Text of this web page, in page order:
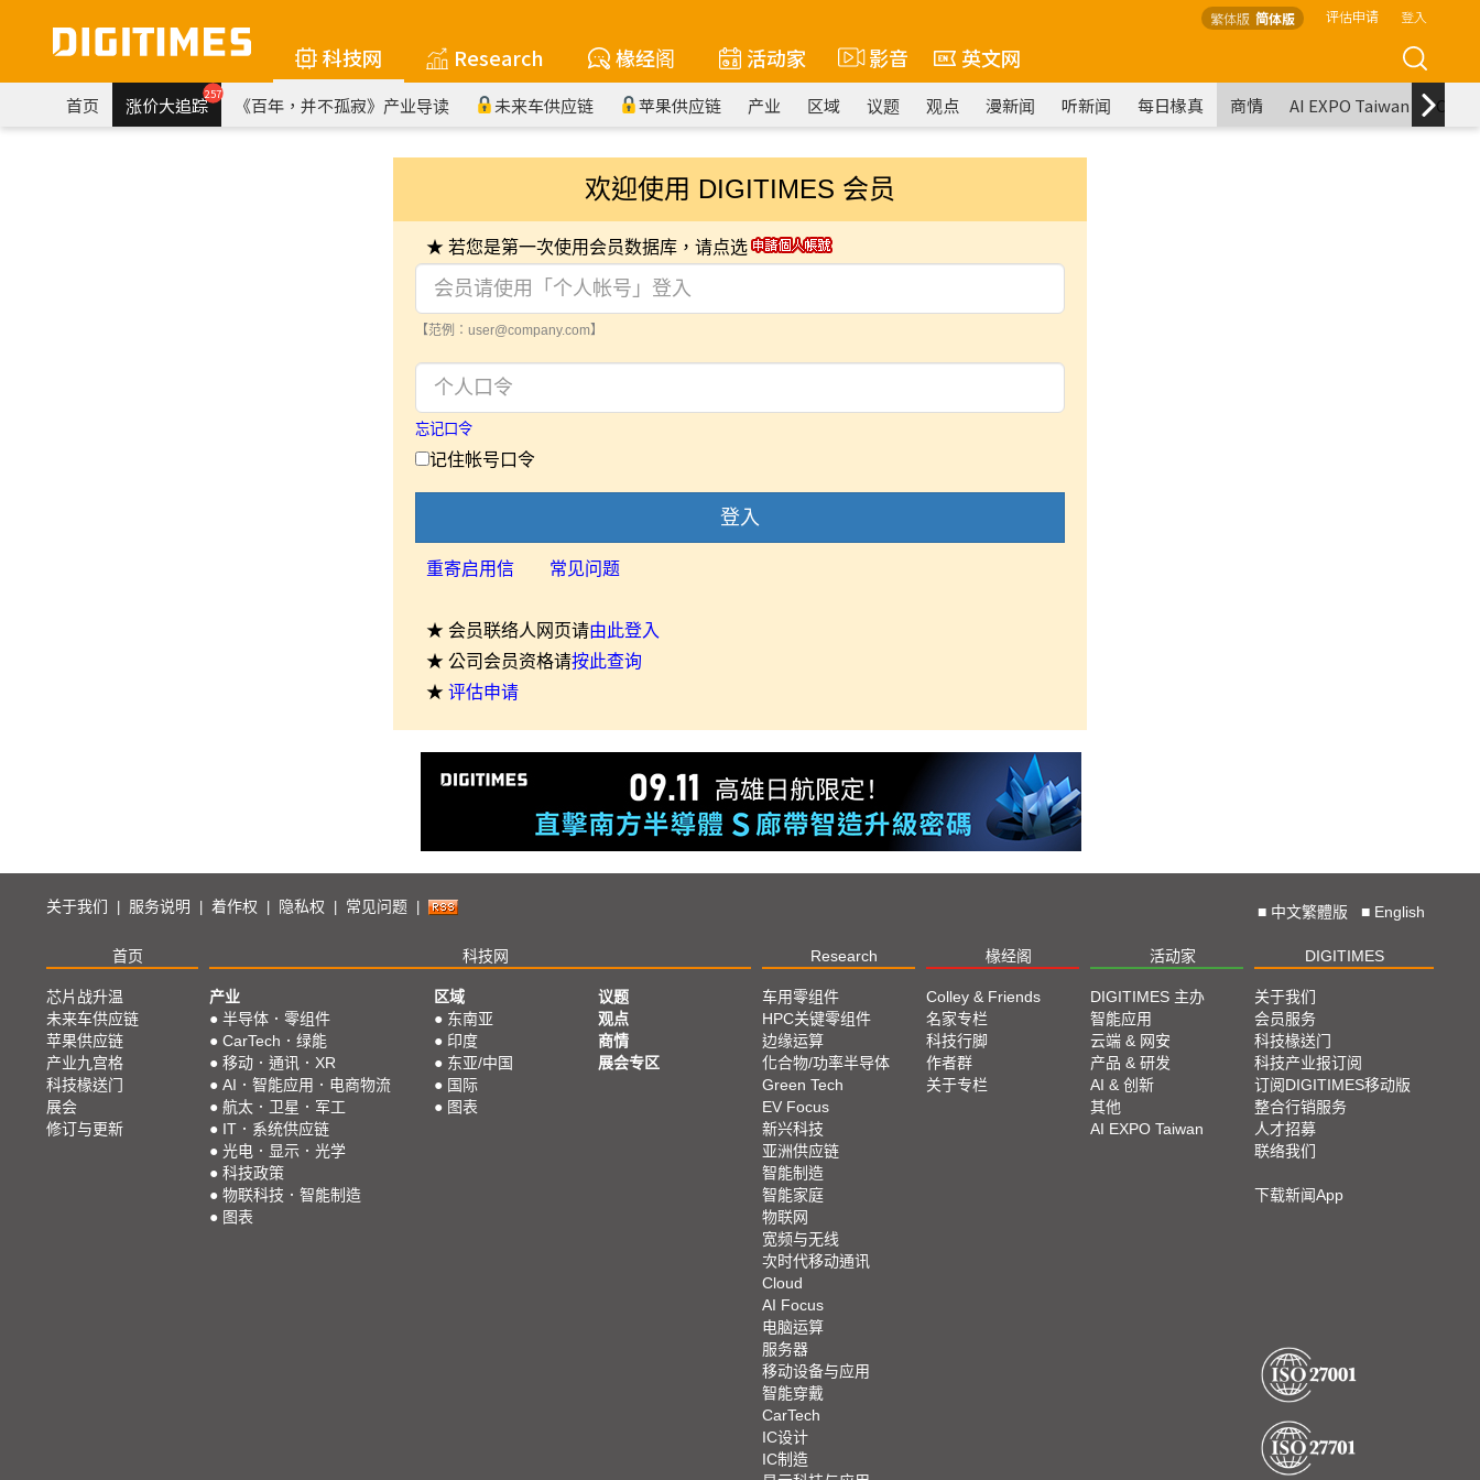
繁体版 简体版 评估申请 登入
科技网 Research 椽经阁 活动家 影音 英文网
首页 涨价大追踪257 《百年，并不孤寂》产业导读 未来车供应链 苹果供应链 产业 区域 议题 观点 漫新闻 听新闻 每日椽真 商情 AI EXPO Taiwan
欢迎使用 DIGITIMES 会员
★ 若您是第一次使用会员数据库，请点选
【范例：user@company.com】
忘记口令
记住帐号口令
登入
重寄启用信 常见问题
★ 会员联络人网页请由此登入
★ 公司会员资格请按此查询
★ 评估申请
关于我们 服务说明 着作权 隐私权 常见问题 ■ 中文繁體版 ■ English
首页 科技网 Research 椽经阁 活动家 DIGITIMES
芯片战升温
未来车供应链
苹果供应链
产业九宫格
科技椽送门
展会
修订与更新
产业
● 半导体．零组件
● CarTech．绿能
● 移动．通讯．XR
● AI．智能应用．电商物流
● 航太．卫星．军工
● IT．系统供应链
● 光电．显示．光学
● 科技政策
● 物联科技．智能制造
● 图表
区域
● 东南亚
● 印度
● 东亚/中国
● 国际
● 图表
议题
观点
商情
展会专区
车用零组件
HPC关键零组件
边缘运算
化合物/功率半导体
Green Tech
EV Focus
新兴科技
亚洲供应链
智能制造
智能家庭
物联网
宽频与无线
次时代移动通讯
Cloud
AI Focus
电脑运算
服务器
移动设备与应用
智能穿戴
CarTech
IC设计
IC制造
Colley & Friends
名家专栏
科技行脚
作者群
关于专栏
DIGITIMES 主办
智能应用
云端 & 网安
产品 & 研发
AI & 创新
其他
AI EXPO Taiwan
关于我们
会员服务
科技椽送门
科技产业报订阅
订阅DIGITIMES移动版
整合行销服务
人才招募
联络我们
下载新闻App